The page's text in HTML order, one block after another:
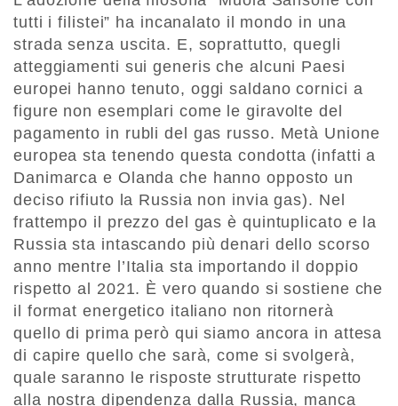
tutti i filistei” ha incanalato il mondo in una
strada senza uscita. E, soprattutto, quegli
atteggiamenti sui generis che alcuni Paesi
europei hanno tenuto, oggi saldano cornici a
figure non esemplari come le giravolte del
pagamento in rubli del gas russo. Metà Unione
europea sta tenendo questa condotta (infatti a
Danimarca e Olanda che hanno opposto un
deciso rifiuto la Russia non invia gas). Nel
frattempo il prezzo del gas è quintuplicato e la
Russia sta intascando più denari dello scorso
anno mentre l’Italia sta importando il doppio
rispetto al 2021. È vero quando si sostiene che
il format energetico italiano non ritornerà
quello di prima però qui siamo ancora in attesa
di capire quello che sarà, come si svolgerà,
quale saranno le risposte strutturate rispetto
alla nostra dipendenza dalla Russia, manca